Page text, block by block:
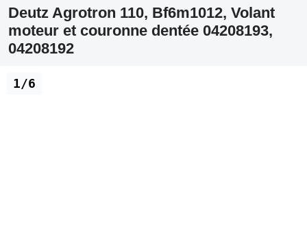
Deutz Agrotron 110, Bf6m1012, Volant
moteur et couronne dentée 04208193,
04208192
1/6